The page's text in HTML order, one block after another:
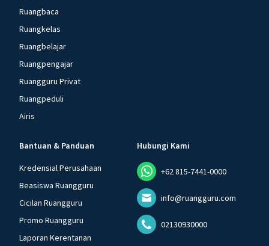
Ruangbaca
Ruangkelas
Ruangbelajar
Ruangpengajar
Ruangguru Privat
Ruangpeduli
Airis
Bantuan & Panduan
Kredensial Perusahaan
Beasiswa Ruangguru
Cicilan Ruangguru
Promo Ruangguru
Laporan Kerentanan
Hubungi Kami
+62 815-7441-0000
info@ruangguru.com
02130930000